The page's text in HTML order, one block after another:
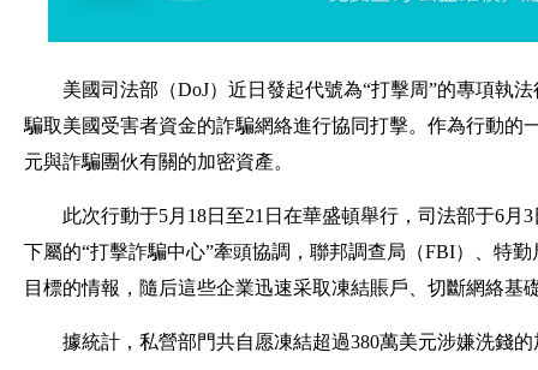
美國司法部（DoJ）近日發起代號為“打擊周”的專項執
騙取美國受害者資金的詐騙網絡進行協同打擊。作為行動的
元與詐騙團伙有關的加密資產。
此次行動于5月18日至21日在華盛頓舉行，司法部于6
下屬的“打擊詐騙中心”牽頭協調，聯邦調查局（FBI）、特
目標的情報，隨后這些企業迅速采取凍結賬戶、切斷網絡基
據統計，私營部門共自愿凍結超過380萬美元涉嫌洗錢